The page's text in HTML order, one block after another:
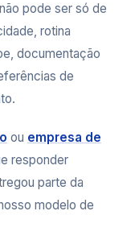
pode ser só de
rotina
documentação
de
ou empresa de
responder
parte da
modelo de